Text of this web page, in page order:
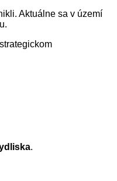
Aktuálne sa v území
.